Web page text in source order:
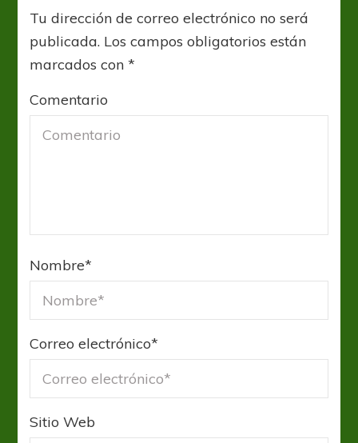
Tu dirección de correo electrónico no será
publicada. Los campos obligatorios están
marcados con*
Comentario
Nombre*
Correo electrónico*
Sitio Web